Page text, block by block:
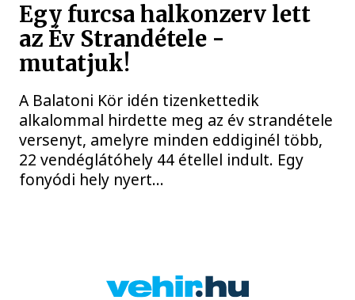
Egy furcsa halkonzerv lett
az Év Strandétele -
mutatjuk!
A Balatoni Kör idén tizenkettedik
alkalommal hirdette meg az év strandétele
versenyt, amelyre minden eddiginél több,
22 vendéglátóhely 44 étellel indult. Egy
fonyódi hely nyert...